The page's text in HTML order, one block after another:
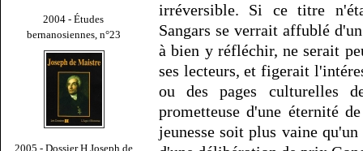
2004 - Études
bernanosiennes, n°23
2005 - Dossier H Joseph de
irréversible. Si ce titre
Sangars se verrait affublé
à bien y réfléchir, ne serait
ses lecteurs, et figerait
ou des pages culturelles
prometteuse d'une éternité
jeunesse soit plus vaine